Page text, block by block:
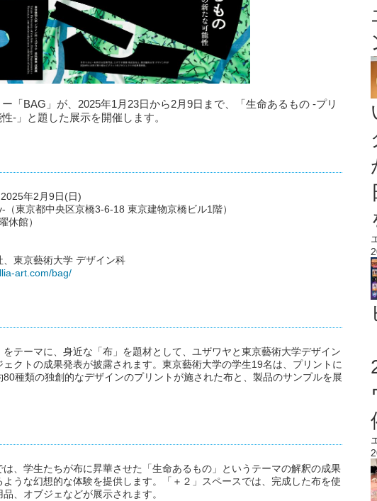
「BAG」が、2025年1月23日から2月9日まで、「生命あるもの -プリ
-」と題した展示を開催します。
年2月9日(日)
東京都中央区京橋3-6-18 東京建物京橋ビル1階）
休館）
東京藝術大学 デザイン科
art.com/bag/
テーマに、身近な「布」を題材として、ユザワヤと東京藝術大学デザイン
クトの成果発表が披露されます。東京藝術大学の学生19名は、プリントに
種類の独創的なデザインのプリントが施された布と、製品のサンプルを展
、学生たちが布に昇華させた「生命あるもの」というテーマの解釈の成果
うな幻想的な体験を提供します。「＋２」スペースでは、完成した布を使
、オブジェなどが展示されます。